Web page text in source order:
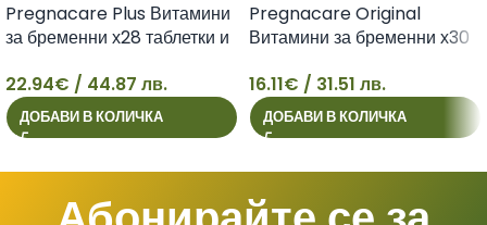
22
Pregnacare Plus Витамини
за бременни х28 таблетки и
Vitabiotics
22.94€ / 44.87 лв.
ДОБАВИ В КОЛИЧКА
16
Pregnacare Original
Витамини за бременни х30
16.11€ / 31.51 лв.
ДОБАВИ В КОЛИЧКА